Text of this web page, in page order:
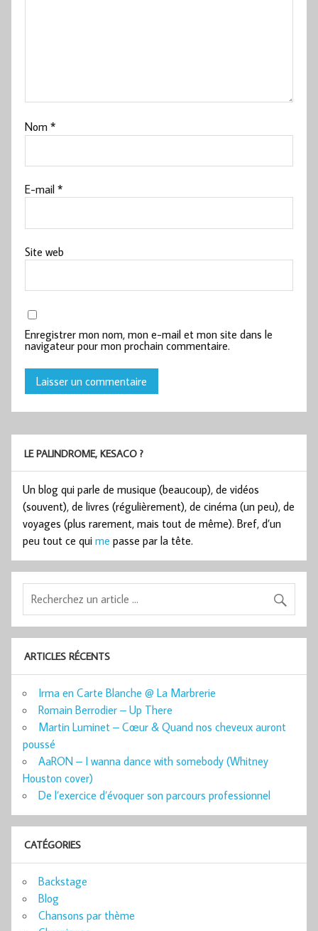
Nom*
E-mail*
Site web
Enregistrer mon nom, mon e-mail et mon site dans le
navigateur pour mon prochain commentaire.
LE PALINDROME, KESACO ?
Un blog qui parle de musique (beaucoup), de vidéos
(souvent), de livres (régulièrement), de cinéma (un peu), de
voyages (plus rarement, mais tout de même). Bref, d’un
peu tout ce qui me passe par la tête.
ARTICLES RÉCENTS
Irma en Carte Blanche @ La Marbrerie
Romain Berrodier – Up There
Martin Luminet – Cœur & Quand nos cheveux auront
poussé
AaRON – I wanna dance with somebody (Whitney
Houston cover)
De l’exercice d’évoquer son parcours professionnel
CATÉGORIES
Backstage
Blog
Chansons par thème